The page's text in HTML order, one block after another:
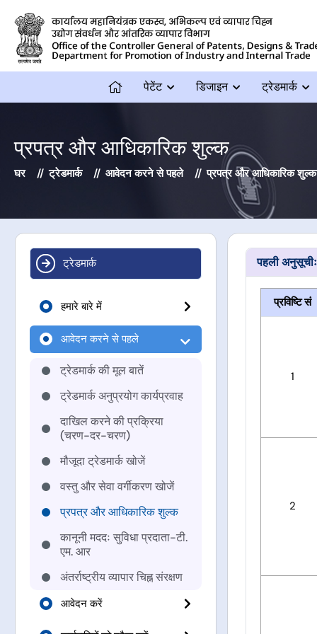
पेटेंट डिजाइन ट्रेडमार्क
प्रपत्र और आधिकारिक शुल्क
घर ट्रेडमार्क आवेदन करने से पहले प्रपत्र और आधिकारिक शुल्क
ट्रेडमार्क
हमारे बारे में
ट्रेडमार्क रजिस्ट्री के बारे में
कार्यालय स्थान और क्षेत्राधिकार
विजन और मिशन
संगठन संरचना
सी. जी. पी. डी. टी. एम का संदेश
आवेदन करने से पहले
ट्रेडमार्क की मूल बातें
ट्रेडमार्क अनुप्रयोग कार्यप्रवाह
दाखिल करने की प्रक्रिया
(चरण-दर-चरण)
मौजूदा ट्रेडमार्क खोजें
वस्तु और सेवा वर्गीकरण खोजें
प्रपत्र और आधिकारिक शुल्क
कानूनी मददः सुविधा प्रदाता-टी.
एम. आर
अंतर्राष्ट्रीय व्यापार चिह्न संरक्षण
आवेदन करें
पहली अनुसूचीः
प्रविष्टि सं
1
2